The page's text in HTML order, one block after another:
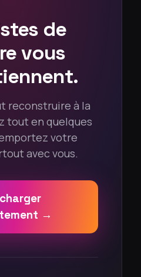
de
vous
reconstruire à la
tout en quelques
votre
avec vous.
→